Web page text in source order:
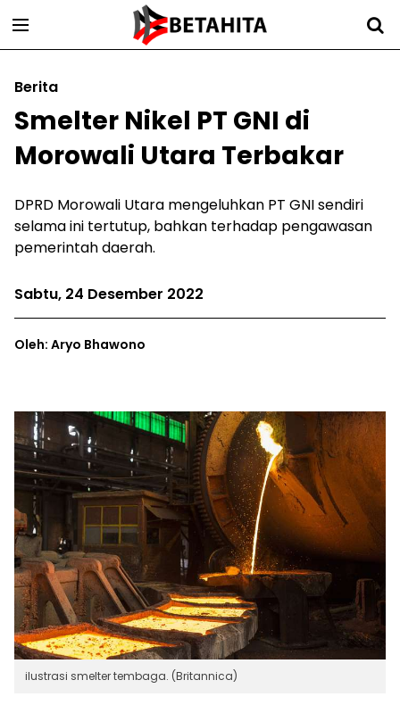
Berita
Smelter Nikel PT GNI di
Morowali Utara Terbakar
DPRD Morowali Utara mengeluhkan PT GNI sendiri
selama ini tertutup, bahkan terhadap pengawasan
pemerintah daerah.
Sabtu, 24 Desember 2022
Oleh: Aryo Bhawono
ilustrasi smelter tembaga. (Britannica)